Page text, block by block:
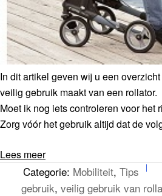
In dit artikel geven wij u een
veilig gebruik maakt van een rollator.
Moet ik nog iets controleren voor het
Zorg vóór het gebruik altijd dat de
Lees meer
Categorie: Mobiliteit, Tips
gebruik, veilig gebruik van